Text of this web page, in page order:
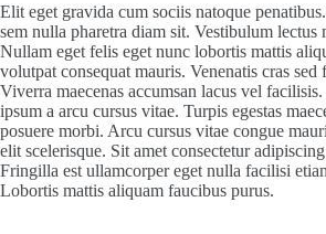
Elit eget gravida cum sociis natoque
sem nulla pharetra diam sit. Vestibulum lectus
Nullam eget felis eget nunc lobortis mattis
volutpat consequat mauris. Venenatis cras
Viverra maecenas accumsan lacus vel
ipsum a arcu cursus vitae. Turpis egestas
posuere morbi. Arcu cursus vitae congue
elit scelerisque. Sit amet consectetur
Fringilla est ullamcorper eget nulla facilisi
Lobortis mattis aliquam faucibus purus.